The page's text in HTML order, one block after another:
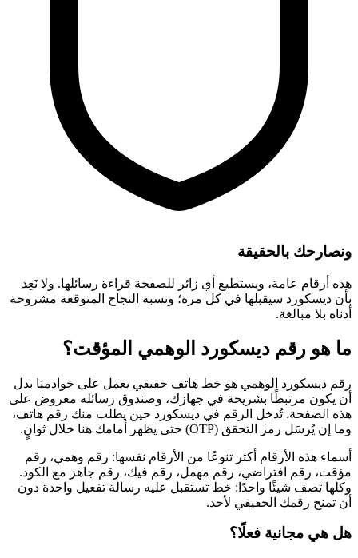
ونصارحك بالحقيقة
هذه أرقام عامة، ويستطيع أي زائر للصفحة قراءة رسائلها. ولا نَعِد
بأن ديسكورد سيقبلها في كل مرة؛ ونسبة النجاح المتوقعة مشروحة
أدناه بلا مبالغة.
ما هو رقم ديسكورد الوهمي المؤقت؟
رقم ديسكورد الوهمي هو خط هاتف حقيقي يعمل على خوادمنا بدل
أن يكون مرتبطًا بشريحة في جهازك، وصندوق رسائله معروض على
هذه الصفحة. تُدخل الرقم في ديسكورد حين يطلب منك رقم هاتف،
وما إن يُرسَل رمز التحقق (OTP) حتى يظهر أمامك هنا خلال ثوانٍ.
أسماء هذه الأرقام أكثر تنوعًا من الأرقام نفسها: رقم وهمي، رقم
مؤقت، رقم افتراضي، رقم مهمل، رقم فيك، رقم جاهز مع الكود.
وكلها تصف شيئًا واحدًا: خط تستقبل عليه رسالة تفعيل واحدة دون
أن تمنح رقمك الحقيقي لأحد.
هل هي مجانية فعلًا؟